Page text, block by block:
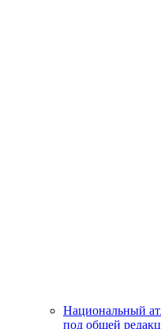
Национальный
под общей